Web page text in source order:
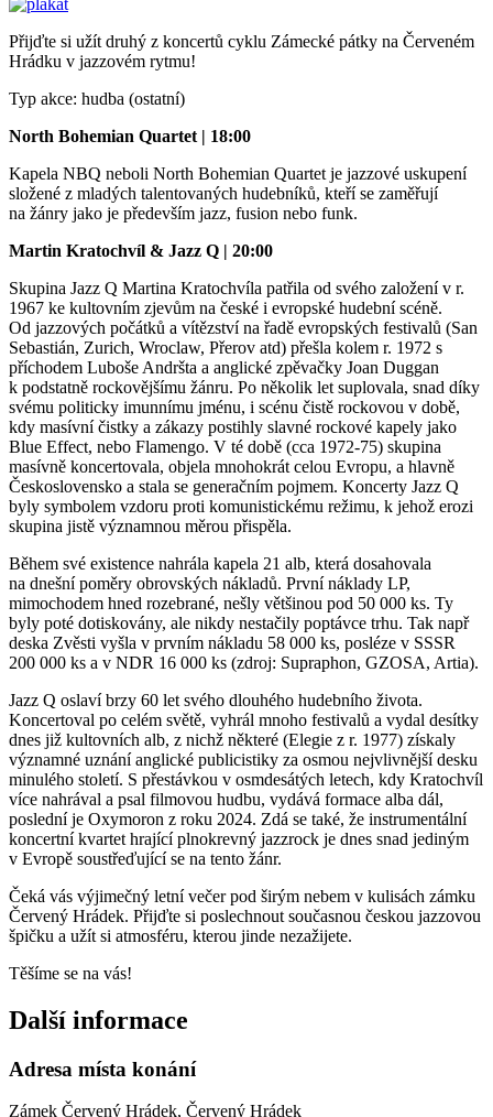
Přijďte si užít druhý z koncertů cyklu Zámecké pátky na Červeném
Hrádku v jazzovém rytmu!
Typ akce: hudba (ostatní)
North Bohemian Quartet | 18:00
Kapela NBQ neboli North Bohemian Quartet je jazzové uskupení
složené z mladých talentovaných hudebníků, kteří se zaměřují
na žánry jako je především jazz, fusion nebo funk.
Martin Kratochvíl & Jazz Q | 20:00
Skupina Jazz Q Martina Kratochvíla patřila od svého založení v r.
1967 ke kultovním zjevům na české i evropské hudební scéně.
Od jazzových počátků a vítězství na řadě evropských festivalů (San
Sebastián, Zurich, Wroclaw, Přerov atd) přešla kolem r. 1972 s
příchodem Luboše Andršta a anglické zpěvačky Joan Duggan
k podstatně rockovějšímu žánru. Po několik let suplovala, snad díky
svému politicky imunnímu jménu, i scénu čistě rockovou v době,
kdy masívní čistky a zákazy postihly slavné rockové kapely jako
Blue Effect, nebo Flamengo. V té době (cca 1972-75) skupina
masívně koncertovala, objela mnohokrát celou Evropu, a hlavně
Československo a stala se generačním pojmem. Koncerty Jazz Q
byly symbolem vzdoru proti komunistickému režimu, k jehož erozi
skupina jistě významnou měrou přispěla.
Během své existence nahrála kapela 21 alb, která dosahovala
na dnešní poměry obrovských nákladů. První náklady LP,
mimochodem hned rozebrané, nešly většinou pod 50 000 ks. Ty
byly poté dotiskovány, ale nikdy nestačily poptávce trhu. Tak např
deska Zvěsti vyšla v prvním nákladu 58 000 ks, posléze v SSSR
200 000 ks a v NDR 16 000 ks (zdroj: Supraphon, GZOSA, Artia).
Jazz Q oslaví brzy 60 let svého dlouhého hudebního života.
Koncertoval po celém světě, vyhrál mnoho festivalů a vydal desítky
dnes již kultovních alb, z nichž některé (Elegie z r. 1977) získaly
významné uznání anglické publicistiky za osmou nejvlivnější desku
minulého století. S přestávkou v osmdesátých letech, kdy Kratochvíl
více nahrával a psal filmovou hudbu, vydává formace alba dál,
poslední je Oxymoron z roku 2024. Zdá se také, že instrumentální
koncertní kvartet hrající plnokrevný jazzrock je dnes snad jediným
v Evropě soustřeďující se na tento žánr.
Čeká vás výjimečný letní večer pod širým nebem v kulisách zámku
Červený Hrádek. Přijďte si poslechnout současnou českou jazzovou
špičku a užít si atmosféru, kterou jinde nezažijete.
Těšíme se na vás!
Další informace
Adresa místa konání
Zámek Červený Hrádek, Červený Hrádek